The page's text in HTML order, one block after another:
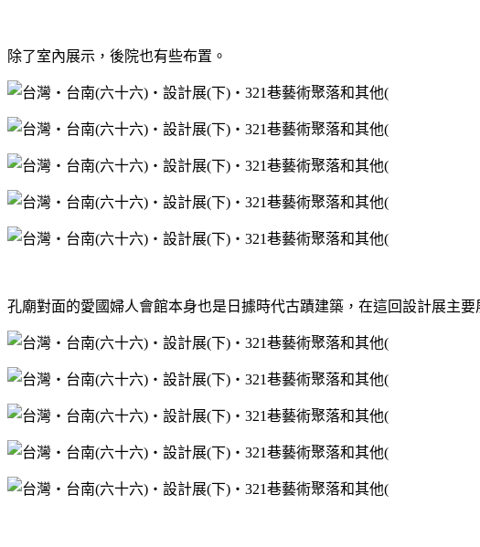
除了室內展示，後院也有些布置。
孔廟對面的愛國婦人會館本身也是日據時代古蹟建築，在這回設計展主要